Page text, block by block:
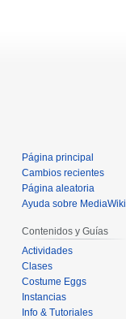
Página principal
Cambios recientes
Página aleatoria
Ayuda sobre MediaWiki
Contenidos y Guías
Actividades
Clases
Costume Eggs
Instancias
Info & Tutoriales